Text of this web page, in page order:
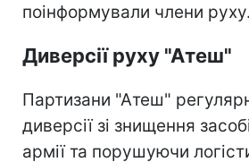
поінформували члени руху.
Диверсії руху "Атеш"
Партизани "Атеш"
диверсії зі знищення
армії та порушуючи